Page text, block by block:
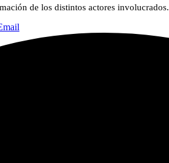
de los distintos actores involucrados.